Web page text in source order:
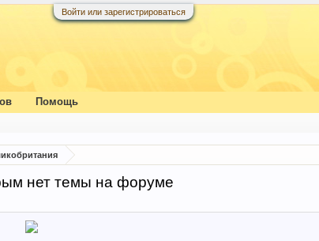
Войти или зарегистрироваться
нет темы на форуме
Помощь